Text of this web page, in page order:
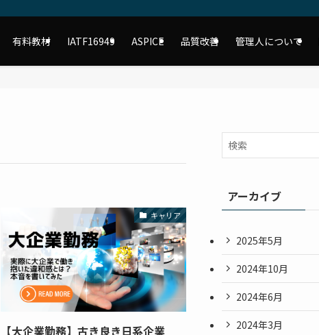
有料教材 IATF16949 ASPICE 品質改善 管理人について
キャリア
【大企業勤務】古き良き日系企業
アーカイブ
2025年5月
2024年10月
2024年6月
2024年3月